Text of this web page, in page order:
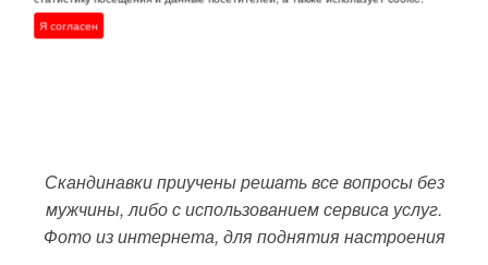
Скандинавки приучены решать все вопросы без
мужчины, либо с использованием сервиса услуг.
Фото из интернета, для поднятия настроения
Я согласен